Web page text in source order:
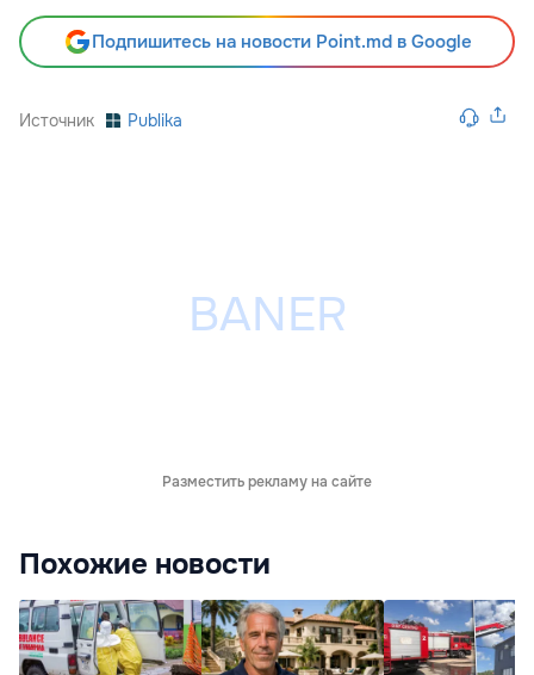
Подпишитесь на новости Point.md в Google
Источник Publika
Разместить рекламу на сайте
Похожие новости